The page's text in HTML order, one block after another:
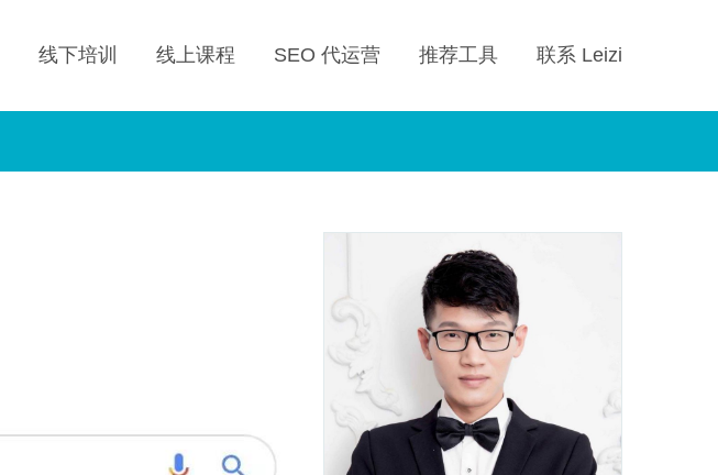
线下培训 线上课程 SEO 代运营 推荐工具 联系 Leizi